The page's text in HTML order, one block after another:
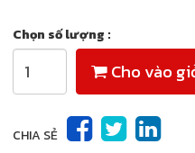
Chọn số lượng :
Cho vào
CHIA SẺ